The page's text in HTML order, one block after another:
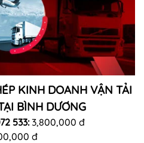
KINH DOANH VẬN TẢI
BÌNH DƯƠNG
533:3,800,000 đ
đ